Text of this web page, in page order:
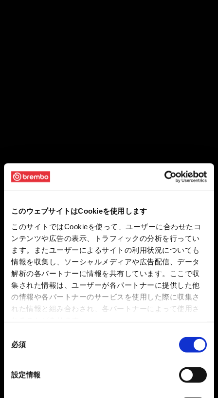
このウェブサイトはCookieを使用します
このサイトではCookieを使って、ユーザーに合わせたコ
ンテンツや広告の表示、トラフィックの分析を行ってい
ます。またユーザーによるサイトの利用状況についても
情報を収集し、ソーシャルメディアや広告配信、データ
解析の各パートナーに情報を共有しています。ここで収
集された情報は、ユーザーが各パートナーに提供した他
の情報や各パートナーのサービスを使用した際に収集さ
れた情報と組み合わされ、各パートナーによって使用さ
必須
設定情報